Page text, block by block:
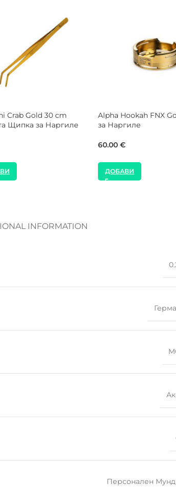
Щипка за
AO KOKA Препрарат
Почистване на
8.00€
ДОБАВИ
INFORMATION
Персонален